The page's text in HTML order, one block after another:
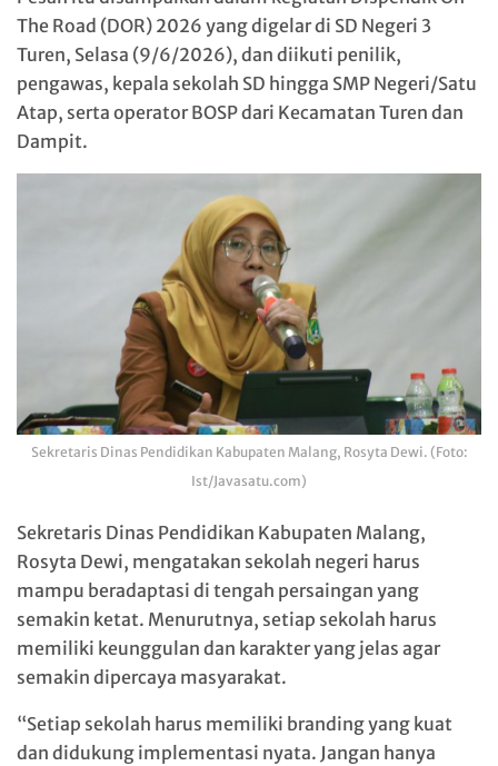
The Road (DOR) 2026 yang digelar di SD Negeri 3
Turen, Selasa (9/6/2026), dan diikuti penilik,
pengawas, kepala sekolah SD hingga SMP Negeri/Satu
Atap, serta operator BOSP dari Kecamatan Turen dan
Dampit.
Sekretaris Dinas Pendidikan Kabupaten Malang, Rosyta Dewi. (Foto:
Ist/Javasatu.com)
Sekretaris Dinas Pendidikan Kabupaten Malang,
Rosyta Dewi, mengatakan sekolah negeri harus
mampu beradaptasi di tengah persaingan yang
semakin ketat. Menurutnya, setiap sekolah harus
memiliki keunggulan dan karakter yang jelas agar
semakin dipercaya masyarakat.
“Setiap sekolah harus memiliki branding yang kuat
dan didukung implementasi nyata. Jangan hanya